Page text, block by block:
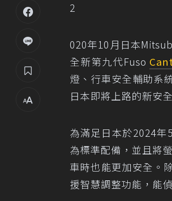
2
020年10月日本
全新第九代Fuso
燈、行車安全輔助系
日本即將上路的新安
為滿足日本於2024年
為標準配備，並且將
車時也能更加安全。
援智慧調整功能，能